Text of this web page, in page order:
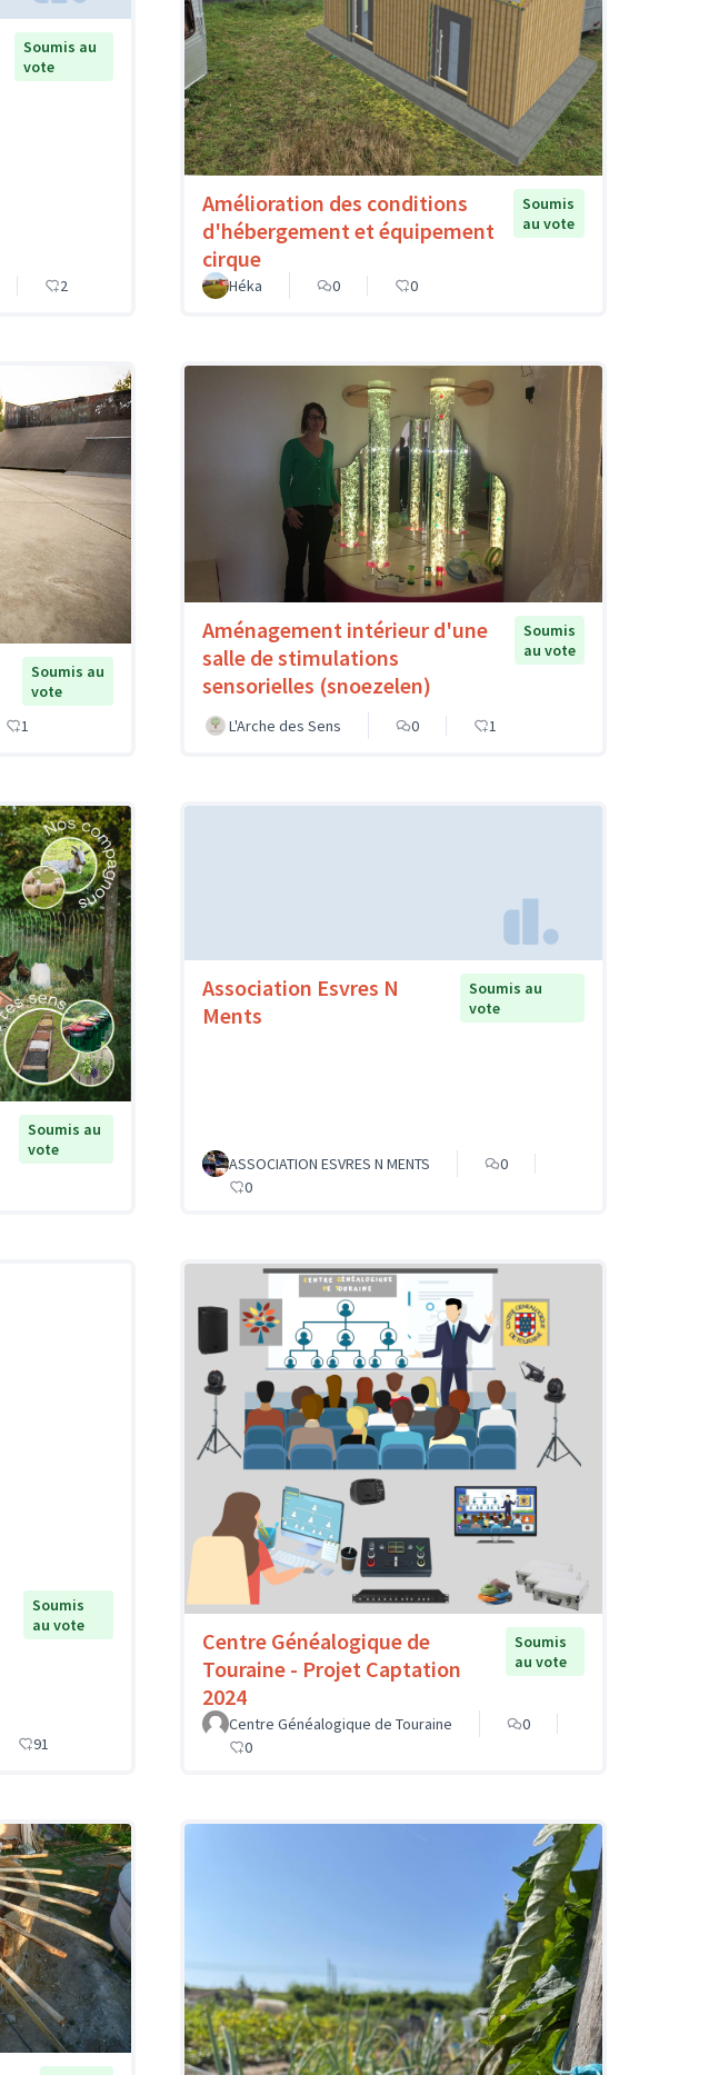
Soumis au
vote
2
Amélioration des conditions
d'hébergement et équipement
cirque
Soumis
au vote
Héka 0 0
Soumis au
vote
1
Aménagement intérieur d'une
salle de stimulations
sensorielles (snoezelen)
Soumis
au vote
L'Arche des Sens 0 1
Soumis au
vote
Association Esvres N
Ments
Soumis au
vote
ASSOCIATION ESVRES N MENTS
0
0
Soumis
au vote
91
Centre Généalogique de
Touraine - Projet Captation
2024
Soumis
au vote
Centre Généalogique de Touraine
0
0